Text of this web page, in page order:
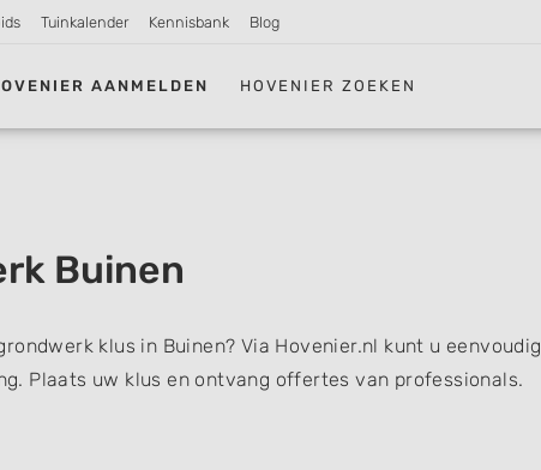
Tuinkalender Kennisbank Blog
AANMELDEN HOVENIER ZOEKEN
Buinen
klus in Buinen? Via Hovenier.nl kunt u eenvoudig
Plaats uw klus en ontvang offertes van professionals.